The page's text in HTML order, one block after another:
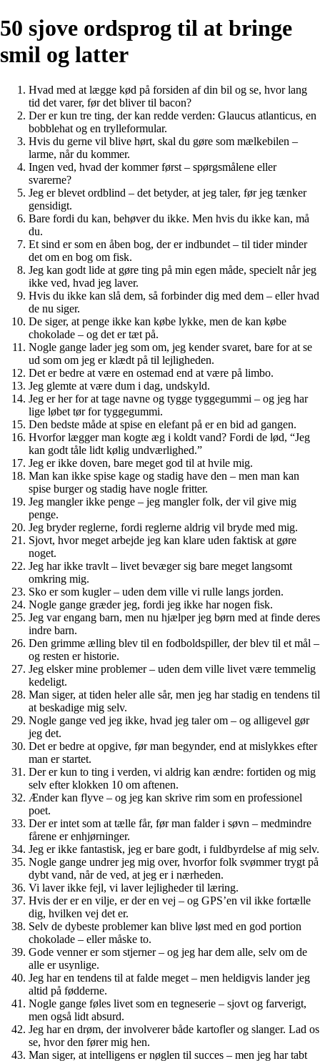
50 sjove ordsprog til at bringe
smil og latter
Hvad med at lægge kød på forsiden af din bil og se, hvor lang
tid det varer, før det bliver til bacon?
Der er kun tre ting, der kan redde verden: Glaucus atlanticus, en
bobblehat og en trylleformular.
Hvis du gerne vil blive hørt, skal du gøre som mælkebilen –
larme, når du kommer.
Ingen ved, hvad der kommer først – spørgsmålene eller
svarerne?
Jeg er blevet ordblind – det betyder, at jeg taler, før jeg tænker
gensidigt.
Bare fordi du kan, behøver du ikke. Men hvis du ikke kan, må
du.
Et sind er som en åben bog, der er indbundet – til tider minder
det om en bog om fisk.
Jeg kan godt lide at gøre ting på min egen måde, specielt når jeg
ikke ved, hvad jeg laver.
Hvis du ikke kan slå dem, så forbinder dig med dem – eller hvad
de nu siger.
De siger, at penge ikke kan købe lykke, men de kan købe
chokolade – og det er tæt på.
Nogle gange lader jeg som om, jeg kender svaret, bare for at se
ud som om jeg er klædt på til lejligheden.
Det er bedre at være en ostemad end at være på limbo.
Jeg glemte at være dum i dag, undskyld.
Jeg er her for at tage navne og tygge tyggegummi – og jeg har
lige løbet tør for tyggegummi.
Den bedste måde at spise en elefant på er en bid ad gangen.
Hvorfor lægger man kogte æg i koldt vand? Fordi de lød, “Jeg
kan godt tåle lidt kølig undværlighed.”
Jeg er ikke doven, bare meget god til at hvile mig.
Man kan ikke spise kage og stadig have den – men man kan
spise burger og stadig have nogle fritter.
Jeg mangler ikke penge – jeg mangler folk, der vil give mig
penge.
Jeg bryder reglerne, fordi reglerne aldrig vil bryde med mig.
Sjovt, hvor meget arbejde jeg kan klare uden faktisk at gøre
noget.
Jeg har ikke travlt – livet bevæger sig bare meget langsomt
omkring mig.
Sko er som kugler – uden dem ville vi rulle langs jorden.
Nogle gange græder jeg, fordi jeg ikke har nogen fisk.
Jeg var engang barn, men nu hjælper jeg børn med at finde deres
indre barn.
Den grimme ælling blev til en fodboldspiller, der blev til et mål –
og resten er historie.
Jeg elsker mine problemer – uden dem ville livet være temmelig
kedeligt.
Man siger, at tiden heler alle sår, men jeg har stadig en tendens til
at beskadige mig selv.
Nogle gange ved jeg ikke, hvad jeg taler om – og alligevel gør
jeg det.
Det er bedre at opgive, før man begynder, end at mislykkes efter
man er startet.
Der er kun to ting i verden, vi aldrig kan ændre: fortiden og mig
selv efter klokken 10 om aftenen.
Ænder kan flyve – og jeg kan skrive rim som en professionel
poet.
Der er intet som at tælle får, før man falder i søvn – medmindre
fårene er enhjørninger.
Jeg er ikke fantastisk, jeg er bare godt, i fuldbyrdelse af mig selv.
Nogle gange undrer jeg mig over, hvorfor folk svømmer trygt på
dybt vand, når de ved, at jeg er i nærheden.
Vi laver ikke fejl, vi laver lejligheder til læring.
Hvis der er en vilje, er der en vej – og GPS’en vil ikke fortælle
dig, hvilken vej det er.
Selv de dybeste problemer kan blive løst med en god portion
chokolade – eller måske to.
Gode venner er som stjerner – og jeg har dem alle, selv om de
alle er usynlige.
Jeg har en tendens til at falde meget – men heldigvis lander jeg
altid på fødderne.
Nogle gange føles livet som en tegneserie – sjovt og farverigt,
men også lidt absurd.
Jeg har en drøm, der involverer både kartofler og slanger. Lad os
se, hvor den fører mig hen.
Man siger, at intelligens er nøglen til succes – men jeg har tabt